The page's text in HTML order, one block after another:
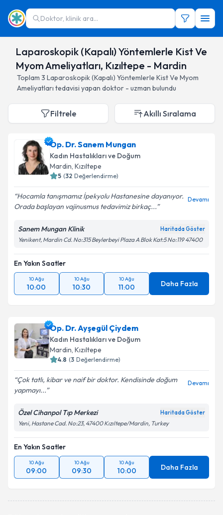
Doktor, klinik ara...
Laparoskopik (Kapalı) Yöntemlerle Kist Ve
Myom Ameliyatları, Kızıltepe - Mardin
Toplam 3 Laparoskopik (Kapalı) Yöntemlerle Kist Ve Myom
Ameliyatları tedavisi yapan doktor - uzman bulundu
Filtrele Akıllı Sıralama
Op. Dr. Sanem Mungan
Kadın Hastalıkları ve Doğum
Mardin, Kızıltepe
5 (32 Değerlendirme)
Hocamla tanışmamız İpekyolu Hastanesine dayanıyor.
Orada başlayan vajinusmus tedavimiz birkaç...
Devamı
Sanem Mungan Klinik Haritada Göster
Yenikent, Mardin Cd. No:315 Beylerbeyi Plaza A Blok Kat:5 No:119 47400
En Yakın Saatler
10 Ağu
10:00
10 Ağu
10:30
10 Ağu
11:00 Daha Fazla
Op. Dr. Ayşegül Çiydem
Kadın Hastalıkları ve Doğum
Mardin, Kızıltepe
4.8 (3 Değerlendirme)
Çok tatlı, kibar ve naif bir doktor. Kendisinde doğum
yapmayı...
Devamı
Özel Cihanpol Tıp Merkezi Haritada Göster
Yeni, Hastane Cad. No:23, 47400 Kızıltepe/Mardin, Turkey
En Yakın Saatler
10 Ağu
09:00
10 Ağu
09:30
10 Ağu
10:00 Daha Fazla